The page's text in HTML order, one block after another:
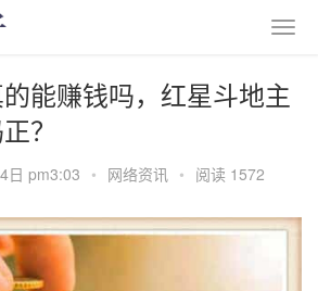
能赚钱吗，红星斗地主
？
日 pm3:03 • 网络资讯 • 阅读 1572